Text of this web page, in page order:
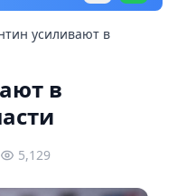
усиливают в
в
5,129